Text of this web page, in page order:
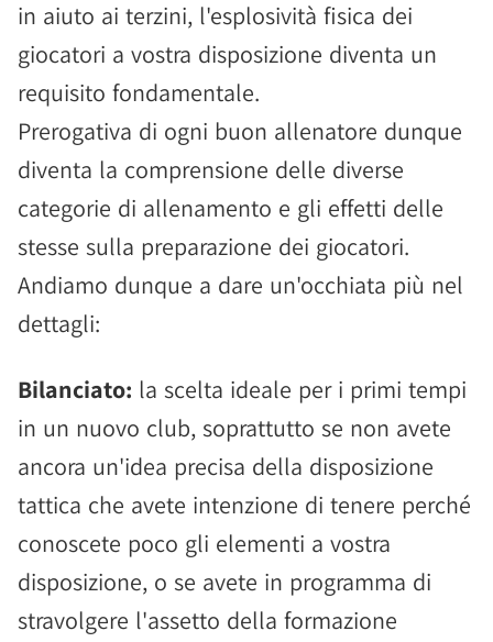
in aiuto ai terzini, l'esplosività fisica dei
giocatori a vostra disposizione diventa un
requisito fondamentale.
Prerogativa di ogni buon allenatore dunque
diventa la comprensione delle diverse
categorie di allenamento e gli effetti delle
stesse sulla preparazione dei giocatori.
Andiamo dunque a dare un'occhiata più nel
dettagli:
Bilanciato: la scelta ideale per i primi tempi
in un nuovo club, soprattutto se non avete
ancora un'idea precisa della disposizione
tattica che avete intenzione di tenere perché
conoscete poco gli elementi a vostra
disposizione, o se avete in programma di
stravolgere l'assetto della formazione